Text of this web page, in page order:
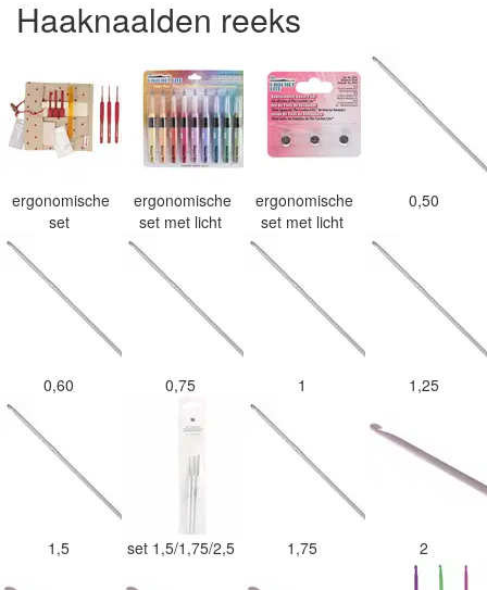
Haaknaalden reeks
ergonomische
set
ergonomische
set met licht
ergonomische
set met licht
0,50
0,60 0,75 1 1,25
1,5 set 1,5/1,75/2,5 1,75 2